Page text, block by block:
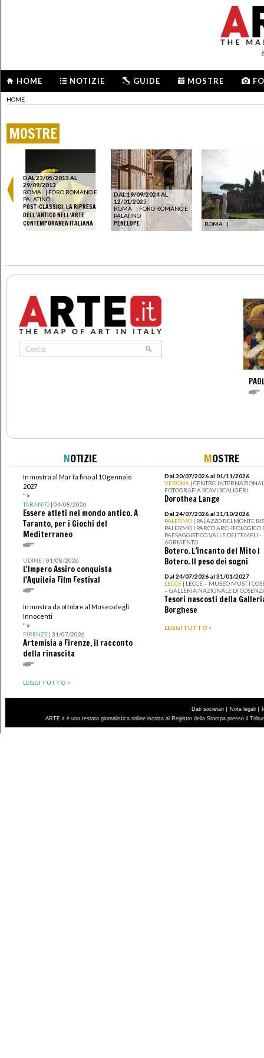
HOME NOTIZIE GUIDE MOSTRE
HOME
MOSTRE
DAL 23/05/2013 AL
29/09/2013
ROMA
| FORO ROMANO E
PALATINO
POST-CLASSICI. LA RIPRESA
DELL’ANTICO NELL’ARTE
CONTEMPORANEA ITALIANA
DAL 19/09/2024 AL
12/01/2025
ROMA
| FORO ROMANO E
PALATINO
PENELOPE ROMA |
NOTIZIE
In mostra al MarTa fino al 10 gennaio
2027
">
TARANTO| 04/08/2026
Essere atleti nel mondo antico. A
Taranto, per i Giochi del
Mediterraneo
UDINE| 01/08/2026
L'Impero Assiro conquista
l'Aquileia Film Festival
In mostra da ottobre al Museo degli
Innocenti
">
FIRENZE| 31/07/2026
Artemisia a Firenze, il racconto
della rinascita
LEGGI TUTTO >
MOSTRE
Dal 30/07/2026 al 01/11/2026
VERONA | CENTRO
FOTOGRAFIA SCAVI SCALIGERI
Dorothea Lange
Dal 24/07/2026 al 31/10/2026
PALERMO | PALAZZO BELMONTE
PALERMO I PARCO ARCHEOLOGICO
PAESAGGISTICO VALLE DEI TEMPLI -
AGRIGENTO
Botero. L’incanto del Mito I
Botero. Il peso dei sogni
Dal 24/07/2026 al 31/01/2027
LECCE | LECCE – MUSEO MUST I
– GALLERIA NAZIONALE DI
Tesori nascosti della
Borghese
LEGGI TUTTO >
Dati societari | Note legali |
ARTE.it è una testata giornalistica online iscritta al Registro della Stampa presso il